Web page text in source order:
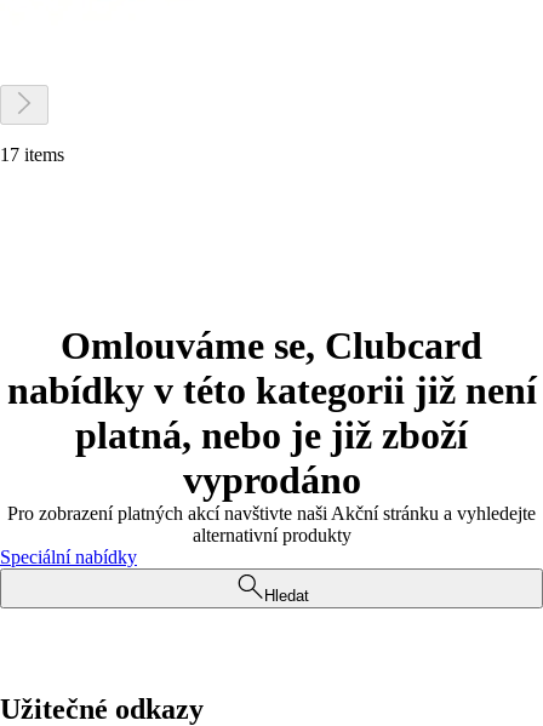
17 items
Omlouváme se, Clubcard
nabídky v této kategorii již není
platná, nebo je již zboží
vyprodáno
Pro zobrazení platných akcí navštivte naši Akční stránku a vyhledejte
alternativní produkty
Speciální nabídky
Hledat
Užitečné odkazy